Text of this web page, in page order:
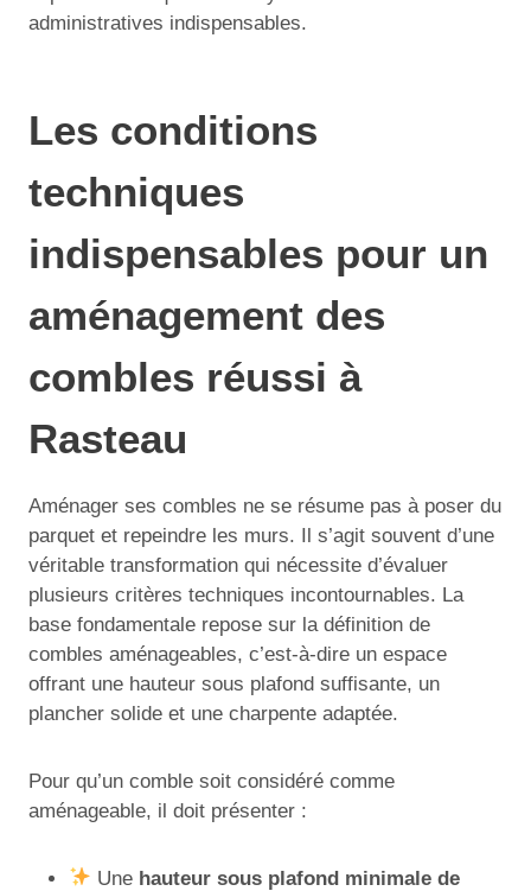
administratives indispensables.
Les conditions
techniques
indispensables pour un
aménagement des
combles réussi à
Rasteau
Aménager ses combles ne se résume pas à poser du
parquet et repeindre les murs. Il s’agit souvent d’une
véritable transformation qui nécessite d’évaluer
plusieurs critères techniques incontournables. La
base fondamentale repose sur la définition de
combles aménageables, c’est-à-dire un espace
offrant une hauteur sous plafond suffisante, un
plancher solide et une charpente adaptée.
Pour qu’un comble soit considéré comme
aménageable, il doit présenter :
Une hauteur sous plafond minimale de